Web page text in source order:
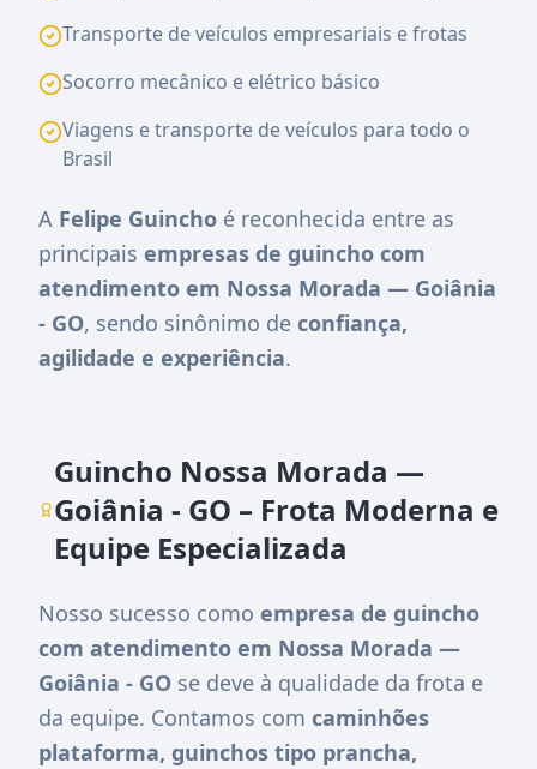
Transporte de veículos empresariais e frotas
Socorro mecânico e elétrico básico
Viagens e transporte de veículos para todo o
Brasil
A Felipe Guincho é reconhecida entre as
principais empresas de guincho com
atendimento em Nossa Morada — Goiânia
- GO, sendo sinônimo de confiança,
agilidade e experiência.
Guincho Nossa Morada —
Goiânia - GO – Frota Moderna e
Equipe Especializada
Nosso sucesso como empresa de guincho
com atendimento em Nossa Morada —
Goiânia - GO se deve à qualidade da frota e
da equipe. Contamos com caminhões
plataforma, guinchos tipo prancha,